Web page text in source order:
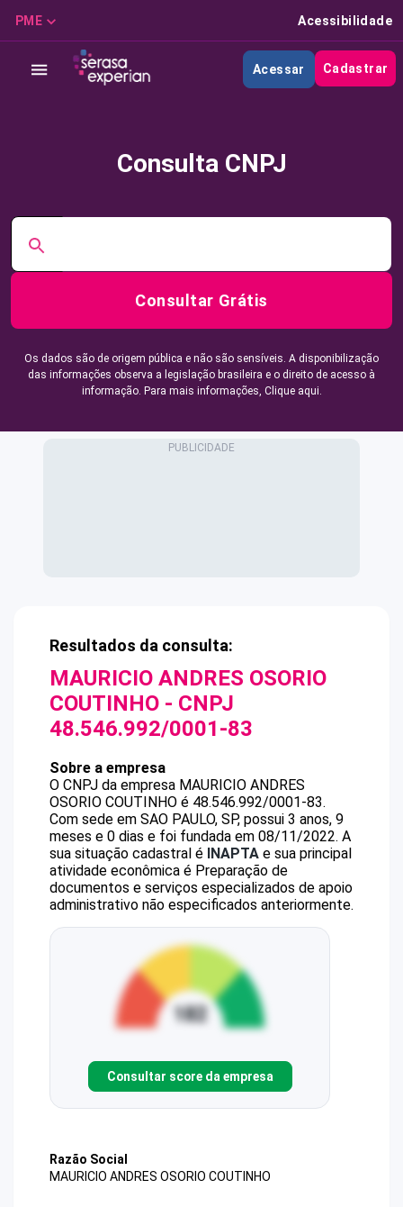
PME Acessibilidade
Acessar Cadastrar
Consulta CNPJ
Consultar Grátis
Os dados são de origem pública e não são sensíveis. A disponibilização
das informações observa a legislação brasileira e o direito de acesso à
informação. Para mais informações, Clique aqui.
Resultados da consulta:
MAURICIO ANDRES OSORIO
COUTINHO - CNPJ
48.546.992/0001-83
Sobre a empresa
O CNPJ da empresa MAURICIO ANDRES
OSORIO COUTINHO é 48.546.992/0001-83.
Com sede em SAO PAULO, SP, possui 3 anos, 9
meses e 0 dias e foi fundada em 08/11/2022. A
sua situação cadastral é INAPTA e sua principal
atividade econômica é Preparação de
documentos e serviços especializados de apoio
administrativo não especificados anteriormente.
Consultar score da empresa
Razão Social
MAURICIO ANDRES OSORIO COUTINHO